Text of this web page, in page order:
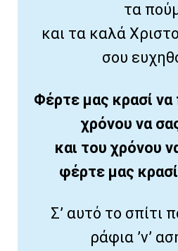
τα
και τα καλά
σου
Φέρτε μας κρασί να
χρόνου να
και του χρόνου
φέρτε μας
Σ’ αυτό το σπίτι
ράφια ’ν’